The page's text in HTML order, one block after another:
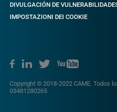
Copyright © 2018-2022 CAME. Todos
03481280265
DIVULGACIÓN DE
IMPOSTAZIONI DEI COOKIE